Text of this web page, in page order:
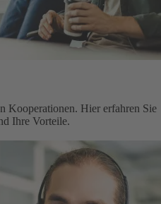
Kooperationen. Hier erfahren Sie
Ihre Vorteile.